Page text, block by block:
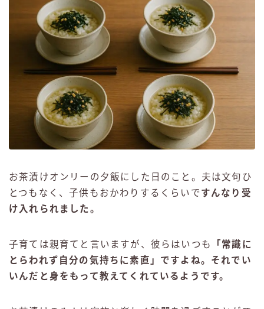
お茶漬けオンリーの夕飯にした日のこと。夫は文句ひ
とつもなく、子供もおかわりするくらいで すんなり受
け入れられました。
子育ては親育てと言いますが、彼らはいつも
「常識に
とらわれず自分の気持ちに素直」ですよね。それでい
いんだと身をもって教えてくれているようです。